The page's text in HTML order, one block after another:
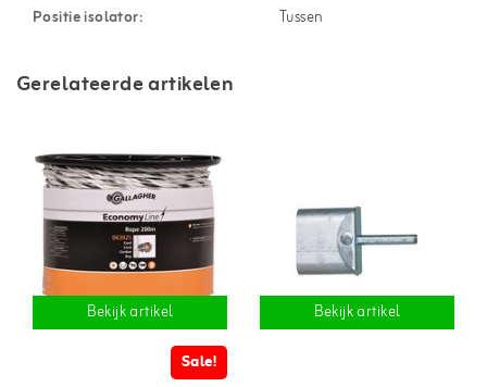
Positie isolator:
Tussen
Gerelateerde artikelen
Bekijk artikel
Sale!
Bekijk artikel